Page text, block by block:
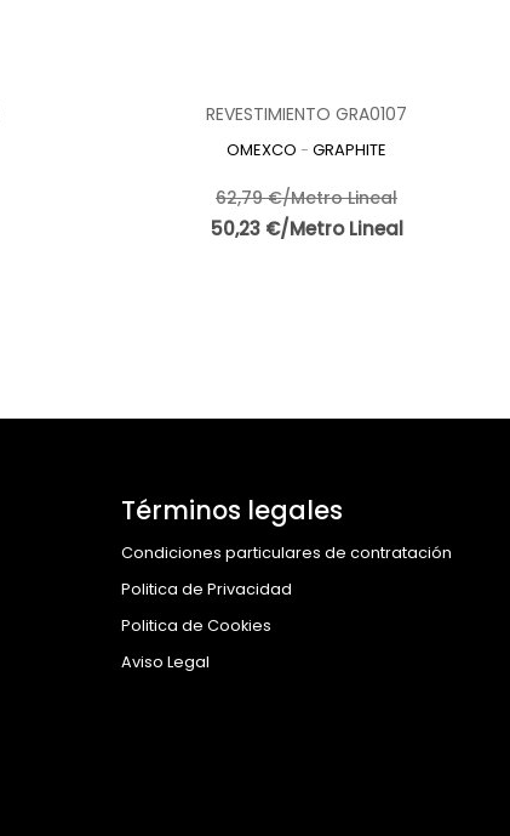
REVESTIMIENTO GRA0107
OMEXCO - GRAPHITE
62,79 €/Metro Lineal
50,23 €/Metro Lineal
Términos legales
Condiciones particulares de contratación
Politica de Privacidad
Politica de Cookies
Aviso Legal